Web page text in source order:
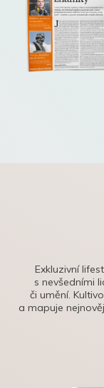
Exkluzivní
s nevšedními
či umění.
a mapuje